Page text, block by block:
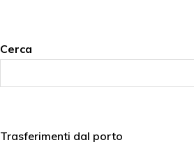
Cerca
Trasferimenti dal porto